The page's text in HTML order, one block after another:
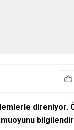
direniyor.